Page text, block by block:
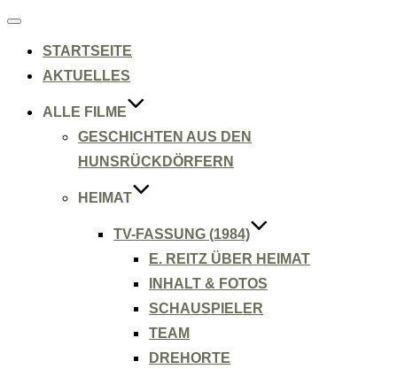
Navigation
STARTSEITE
AKTUELLES
ALLE FILME
GESCHICHTEN AUS DEN
HUNSRÜCKDÖRFERN
HEIMAT
TV-FASSUNG (1984)
E. REITZ ÜBER HEIMAT
INHALT & FOTOS
SCHAUSPIELER
TEAM
DREHORTE